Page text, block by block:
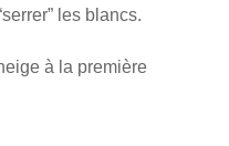
les blancs.
à la première